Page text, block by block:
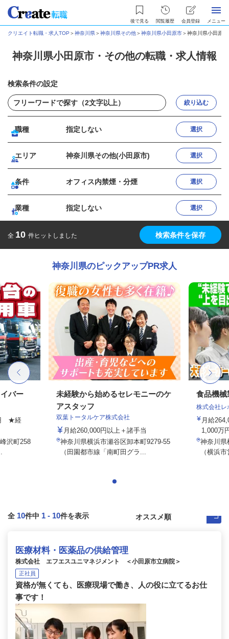
後で見る 閲覧履歴 会員登録 メニュー
クリエイト転職・求人TOP ＞神奈川県＞神奈川県その他＞神奈川県小田原市＞神奈川県小田原
神奈川県小田原市・その他の転職・求人情報
検索条件の設定
絞り込む
職種 指定しない 選択
エリア 神奈川県その他(小田原市) 選択
条件 オフィス内禁煙・分煙 選択
業種 指定しない 選択
全 10 件ヒットしました 検索条件を保存
神奈川県のピックアップPR求人
バー
★経
沢町258
未経験から始めるセレモニーのケ
アスタッフ
双葉トータルケア株式会社
月給260,000円以上＋諸手当
神奈川県横浜市瀬谷区卸本町9279-55
（田園都市線「南町田グラ...
食品機械
株式会社レ
月給
1,000万
神奈川県
（横浜
全 10件中 1 - 10件を表示
医療材料・医薬品の供給管理
株式会社 エフエスユニマネジメント ＜小田原市立病院＞
正社員
資格が無くても、医療現場で働き、人の役に立てるお仕
事です！